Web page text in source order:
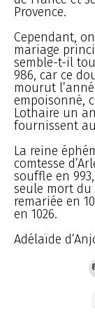
Provence.
Cependant,
mariage
semble-t-il
986, car ce
mourut
empoisonné,
Lothaire un
fournissent
La reine
comtesse
souffle en
seule mort du
remariée en
en 1026.
Adélaïde